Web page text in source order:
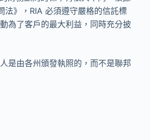
法》，RIA 必須遵守嚴格的信託標
為了客戶的最大利益，同時充分披
是由各州頒發執照的，而不是聯邦